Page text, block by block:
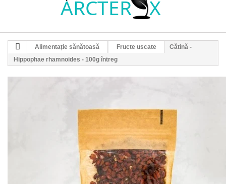
Alimentație sănătoasă Fructe uscate
Cătină -
Hippophae rhamnoides - 100g întreg